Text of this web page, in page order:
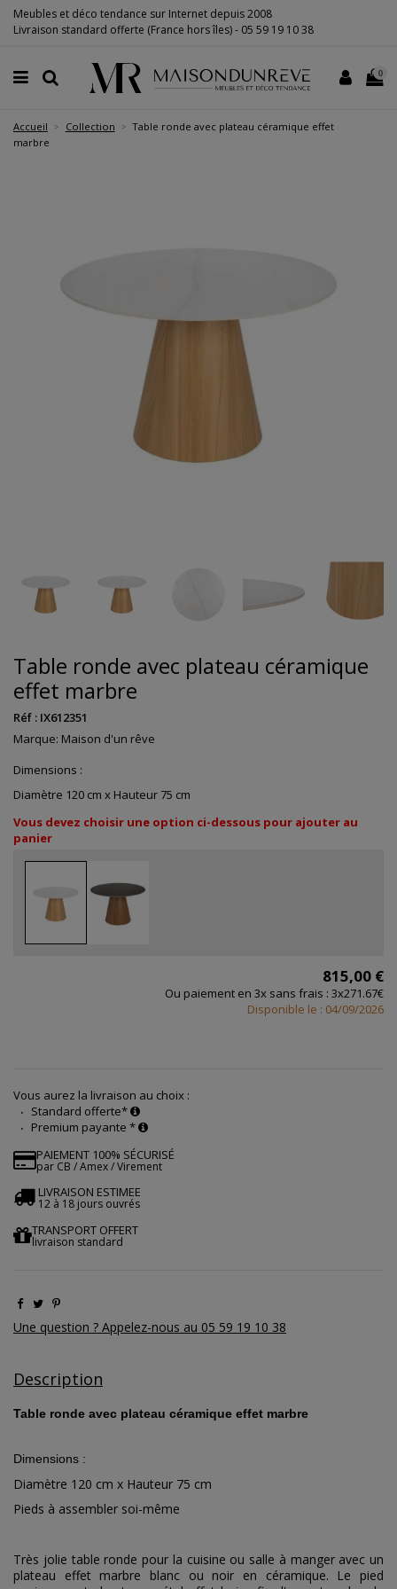
Meubles et déco tendance sur Internet depuis 2008
Livraison standard offerte (France hors îles) - 05 59 19 10 38
0
Accueil Collection
Table ronde avec plateau céramique effet
marbre
Table ronde avec plateau céramique
effet marbre
Réf : IX612351
Marque: Maison d'un rêve
Dimensions :
Diamètre 120 cm x Hauteur 75 cm
Vous devez choisir une option ci-dessous pour ajouter au
panier
815,00 €
Ou paiement en 3x sans frais : 3x271.67€
Disponible le : 04/09/2026
Vous aurez la livraison au choix :
Standard offerte*
Premium payante *
PAIEMENT 100% SÉCURISÉ
par CB / Amex / Virement
LIVRAISON ESTIMEE
12 à 18 jours ouvrés
TRANSPORT OFFERT
livraison standard
Une question ? Appelez-nous au 05 59 19 10 38
Description
Table ronde avec plateau céramique effet marbre
Dimensions :
Diamètre 120 cm x Hauteur 75 cm
Pieds à assembler soi-même
Très jolie table ronde pour la cuisine ou salle à manger avec un
plateau effet marbre blanc ou noir en céramique. Le pied